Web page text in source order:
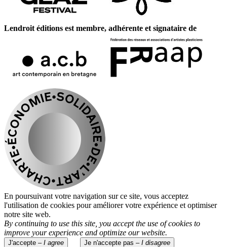
Lendroit éditions est membre, adhérente et signataire de
En poursuivant votre navigation sur ce site, vous acceptez
l'utilisation de cookies pour améliorer votre expérience et optimiser
notre site web.
By continuing to use this site, you accept the use of cookies to
improve your experience and optimize our website.
J'accepte – I agree Je n'accepte pas – I disagree